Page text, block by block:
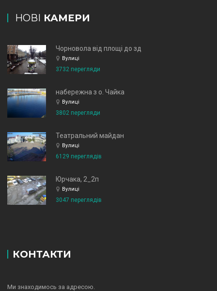
НОВІ КАМЕРИ
Чорновола від площі до зд
Вулиці
3732 перегляди
набережна з о. Чайка
Вулиці
3802 перегляди
Театральний майдан
Вулиці
6129 переглядів
Юрчака, 2_2п
Вулиці
3047 переглядів
КОНТАКТИ
Ми знаходимось за адресою.